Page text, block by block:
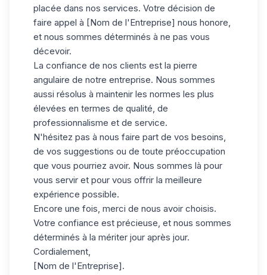
placée dans nos services. Votre décision de
faire appel à [Nom de l'Entreprise] nous honore,
et nous sommes déterminés à ne pas vous
décevoir.
La confiance de nos clients est la pierre
angulaire de notre entreprise. Nous sommes
aussi résolus à maintenir les normes les plus
élevées en termes de qualité, de
professionnalisme et de service.
N'hésitez pas à nous faire part de vos besoins,
de vos suggestions ou de toute préoccupation
que vous pourriez avoir. Nous sommes là pour
vous servir et pour vous offrir la meilleure
expérience possible.
Encore une fois, merci de nous avoir choisis.
Votre confiance est précieuse, et nous sommes
déterminés à la mériter jour après jour.
Cordialement,
[Nom de l'Entreprise].